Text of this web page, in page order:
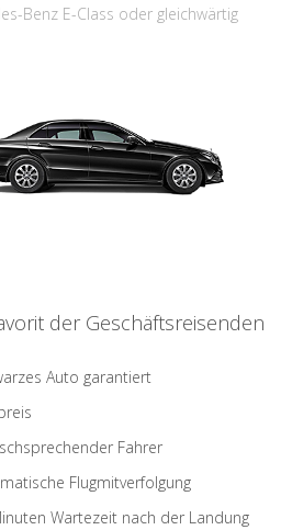
Benz E-Class oder gleichwärtig
der Geschäftsreisenden
Auto garantiert
Fahrer
Flugmitverfolgung
Wartezeit nach der Landung